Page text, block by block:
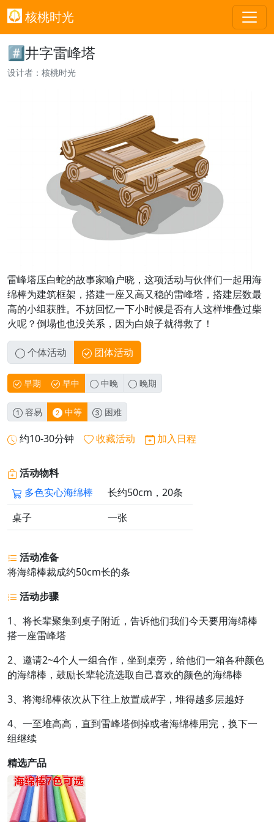
核桃时光
#⃣井字雷峰塔
设计者：核桃时光
雷峰塔压白蛇的故事家喻户晓，这项活动与伙伴们一起用海
绵棒为建筑框架，搭建一座又高又稳的雷峰塔，搭建层数最
高的小组获胜。不妨回忆一下小时候是否有人这样堆叠过柴
火呢？倒塌也也没关系，因为白娘子就得救了！
个体活动 团体活动
早期 早中 中晚 晚期
容易 中等 困难
约10-30分钟 收藏活动 加入日程
活动物料
多色实心海绵棒
长约50cm，20条
桌子
一张
活动准备
将海绵棒裁成约50cm长的条
活动步骤
1、将长辈聚集到桌子附近，告诉他们我们今天要用海绵棒
搭一座雷峰塔
2、邀请2~4个人一组合作，坐到桌旁，给他们一箱各种颜色
的海绵棒，鼓励长辈轮流选取自己喜欢的颜色的海绵棒
3、将海绵棒依次从下往上放置成#字，堆得越多层越好
4、一至堆高高，直到雷峰塔倒掉或者海绵棒用完，换下一
组继续
精选产品